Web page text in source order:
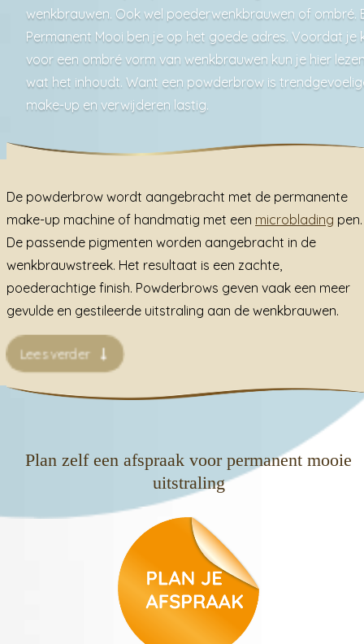
wenkbrauwen. Ook wel poederwenkbrauwen of ombré.
Permanent Mooi ben je op het goede adres. Voordat je
voor een ombré vorm van wenkbrauwen kun je hier
wat het inhoudt. Want een powderbrow is
make-up en verwijderen lastig.
De powderbrow wordt aangebracht met de permanente
make-up machine of handmatig met een microblading pen.
De passende pigmenten worden aangebracht in de
wenkbrauwstreek. Het resultaat is een zachte,
poederachtige finish. Powderbrows geven vaak een meer
gevulde en gestileerde uitstraling aan de wenkbrauwen.
Lees verder
Plan zelf een afspraak voor permanent mooie
uitstraling